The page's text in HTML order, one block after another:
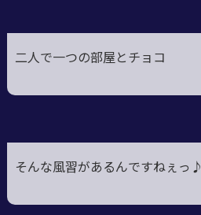
二人で一つの部屋とチョコ
そんな風習があるんですねぇっ♪